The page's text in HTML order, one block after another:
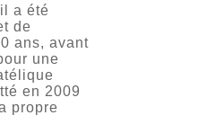
a été
de
ans, avant
une
en 2009
propre